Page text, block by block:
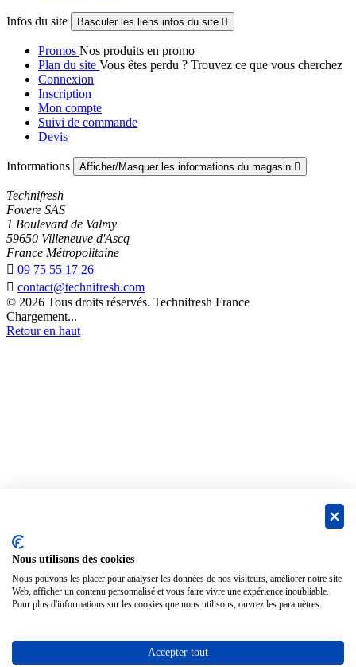
Infos du site Basculer les liens infos du site 
Promos Nos produits en promo
Plan du site Vous êtes perdu ? Trouvez ce que vous cherchez
Connexion
Inscription
Mon compte
Suivi de commande
Devis
Informations Afficher/Masquer les informations du magasin 
Technifresh
Fovere SAS
1 Boulevard de Valmy
59650 Villeneuve d'Ascq
France Métropolitaine
 09 75 55 17 26
 contact@technifresh.com
© 2026 Tous droits réservés. Technifresh France
Chargement...
Retour en haut
Nous utilisons des cookies
Nous pouvons les placer pour analyser les données de nos visiteurs, améliorer notre site
Web, afficher un contenu personnalisé et vous faire vivre une expérience inoubliable.
Pour plus d'informations sur les cookies que nous utilisons, ouvrez les paramètres.
Accepter tout